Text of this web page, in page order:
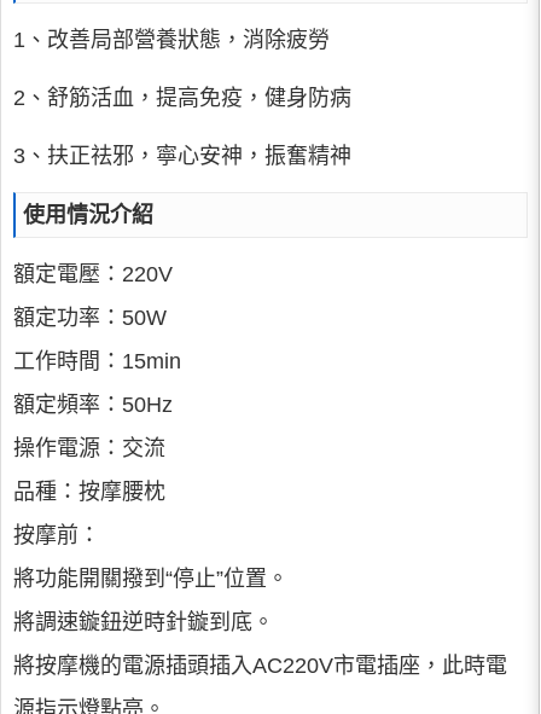
1、改善局部營養狀態，消除疲勞
2、舒筋活血，提高免疫，健身防病
3、扶正祛邪，寧心安神，振奮精神
使用情況介紹
額定電壓：220V
額定功率：50W
工作時間：15min
額定頻率：50Hz
操作電源：交流
品種：按摩腰枕
按摩前：
將功能開關撥到“停止”位置。
將調速鏇鈕逆時針鏇到底。
將按摩機的電源插頭插入AC220V市電插座，此時電
源指示燈點亮。